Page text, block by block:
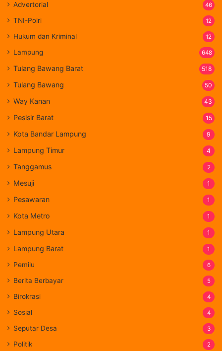
Advertorial 46
TNI-Polri 12
Hukum dan Kriminal 12
Lampung 648
Tulang Bawang Barat 518
Tulang Bawang 50
Way Kanan 43
Pesisir Barat 15
Kota Bandar Lampung 9
Lampung Timur 4
Tanggamus 2
Mesuji 1
Pesawaran 1
Kota Metro 1
Lampung Utara 1
Lampung Barat 1
Pemilu 6
Berita Berbayar 5
Birokrasi 4
Sosial 4
Seputar Desa 3
Politik 2